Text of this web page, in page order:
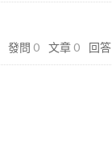
發問 0 文章 0 回答